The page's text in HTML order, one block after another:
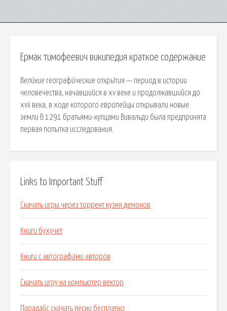
Ермак тимофеевич википедия краткое содержание
Вели́кие географи́ческие откры́тия — период в истории
человечества, начавшийся в xv веке и продолжавшийся до
xvii века, в ходе которого европейцы открывали новые
земли В 1291 братьями-купцами Вивальди была предпринята
первая попытка исследования.
Links to Important Stuff
Скачать игры через торрент кузня демонов
Книги бухучет
Книги с автографами авторов
Скачать игру на компьютер вектор
Парадайс скачать песни бесплатно